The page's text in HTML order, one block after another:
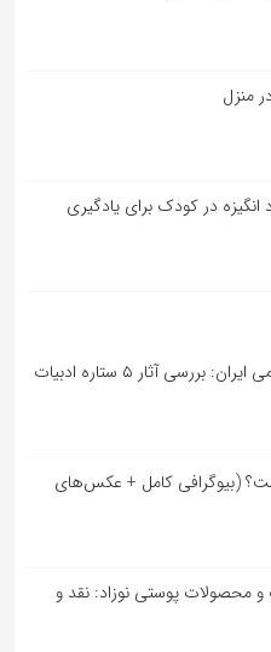
منزل
برجسته‌ترین شاعران نامی ایران: بررسی آثار ۵ ستاره ادبیات
(بیوگرافی کامل + عکس‌های
محصولات پوستی نوزاد: نقد و